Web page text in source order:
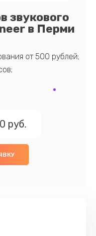
звукового
в Перми
от 500 рублей;
руб.